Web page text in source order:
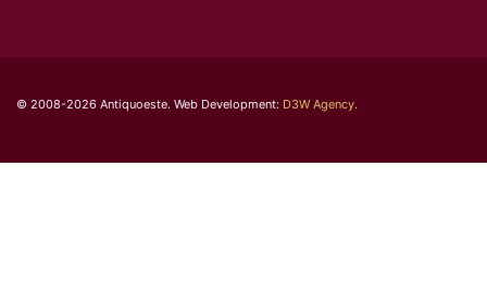
© 2008-2026 Antiquoeste. Web Development: D3W Agency.